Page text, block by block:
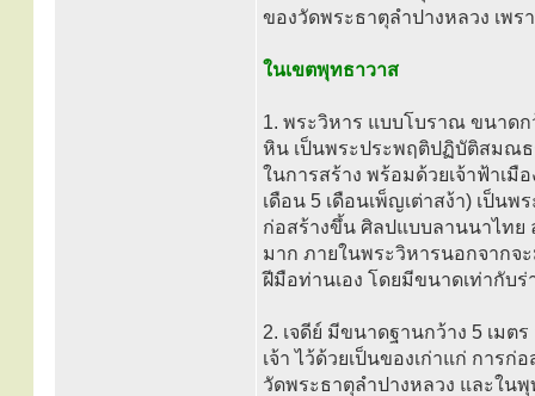
ของวัดพระธาตุลำปางหลวง เพ
ในเขตพุทธาวาส
1. พระวิหาร แบบโบราณ ขนาดก
หิน เป็นพระประพฤติปฏิบัติสมณธ
ในการสร้าง พร้อมด้วยเจ้าฟ้าเมื
เดือน 5 เดือนเพ็ญเต่าสง้า) เป็น
ก่อสร้างขึ้น ศิลปแบบลานนาไทย
มาก ภายในพระวิหารนอกจาก
ฝีมือท่านเอง โดยมีขนาดเท่ากับร่
2. เจดีย์ มีขนาดฐานกว้าง 5 เม
เจ้า ไว้ด้วยเป็นของเก่าแก่ การ
วัดพระธาตุลำปางหลวง และใน